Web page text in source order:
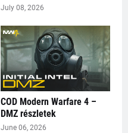
July 08, 2026
COD Modern Warfare 4 –
DMZ részletek
June 06, 2026